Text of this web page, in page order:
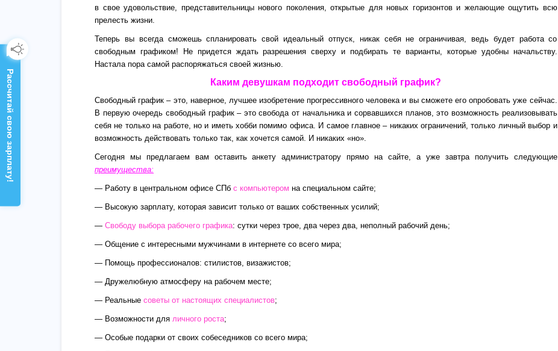
в свое удовольствие, представительницы нового поколения, открытые для новых горизонтов и желающие ощутить всю
прелесть жизни.
Теперь вы всегда сможешь спланировать свой идеальный отпуск, никак себя не ограничивая, ведь будет работа со
свободным графиком! Не придется ждать разрешения сверху и подбирать те варианты, которые удобны начальству.
Настала пора самой распоряжаться своей жизнью.
Каким девушкам подходит свободный график?
Свободный график – это, наверное, лучшее изобретение прогрессивного человека и вы сможете его опробовать уже сейчас.
В первую очередь свободный график – это свобода от начальника и сорвавшихся планов, это возможность реализовывать
себя не только на работе, но и иметь хобби помимо офиса. И самое главное – никаких ограничений, только личный выбор и
возможность действовать только так, как хочется самой. И никаких «но».
Сегодня мы предлагаем вам оставить анкету администратору прямо на сайте, а уже завтра получить следующие
преимущества:
— Работу в центральном офисе СПб с компьютером на специальном сайте;
— Высокую зарплату, которая зависит только от ваших собственных усилий;
— Свободу выбора рабочего графика: сутки через трое, два через два, неполный рабочий день;
— Общение с интересными мужчинами в интернете со всего мира;
— Помощь профессионалов: стилистов, визажистов;
— Дружелюбную атмосферу на рабочем месте;
— Реальные советы от настоящих специалистов;
— Возможности для личного роста;
— Особые подарки от своих собеседников со всего мира;
Рассчитай свою зарплату!